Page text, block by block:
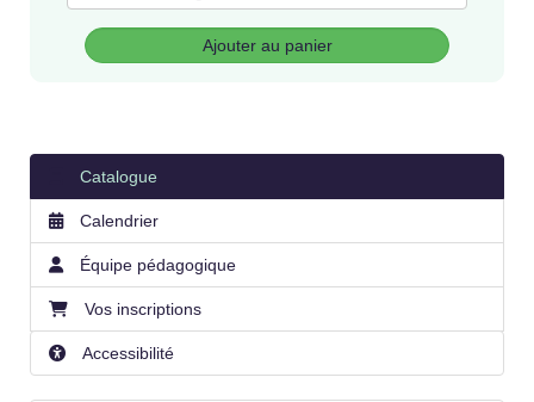
Ajouter au panier
Catalogue
Calendrier
Équipe pédagogique
Vos inscriptions
Accessibilité